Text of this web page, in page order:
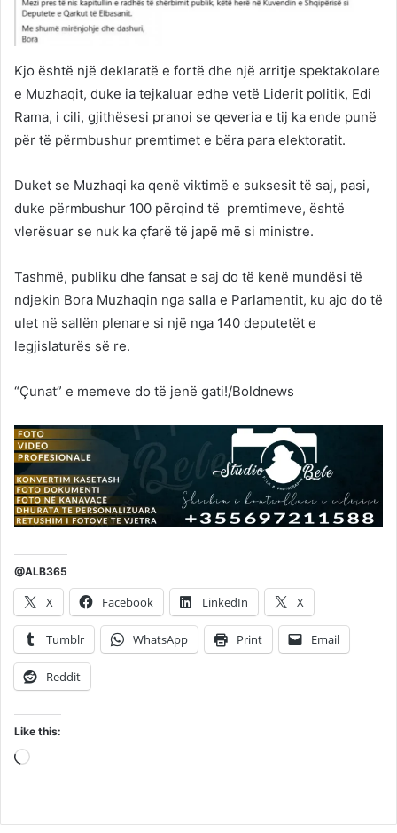
Kjo është një deklaratë e fortë dhe një arritje spektakolare
e Muzhaqit, duke ia tejkaluar edhe vetë Liderit politik, Edi
Rama, i cili, gjithësesi pranoi se qeveria e tij ka ende punë
për të përmbushur premtimet e bëra para elektoratit.
Duket se Muzhaqi ka qenë viktimë e suksesit të saj, pasi,
duke përmbushur 100 përqind të premtimeve, është
vlerësuar se nuk ka çfarë të japë më si ministre.
Tashmë, publiku dhe fansat e saj do të kenë mundësi të
ndjekin Bora Muzhaqin nga salla e Parlamentit, ku ajo do të
ulet në sallën plenare si një nga 140 deputetët e
legjislaturës së re.
“Çunat” e memeve do të jenë gati!/Boldnews
@ALB365
X Facebook LinkedIn X
Tumblr WhatsApp Print Email
Reddit
Like this:
Loading…